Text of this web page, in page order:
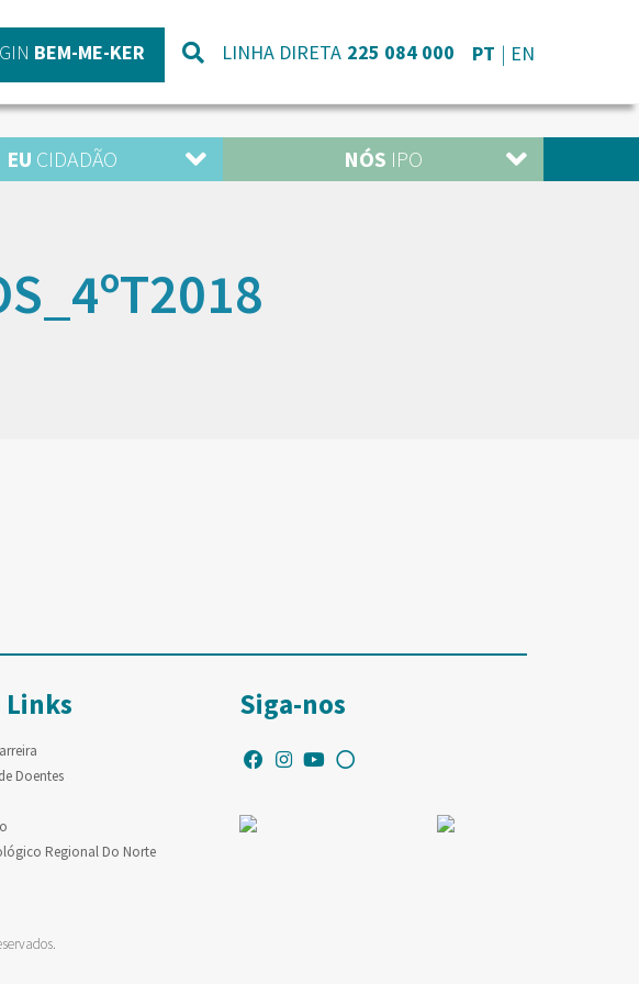
BEM-ME-KER LINHA DIRETA 225 084 000 PT EN
EU CIDADÃO NÓS IPO
Links
Doentes
Regional Do Norte
Siga-nos